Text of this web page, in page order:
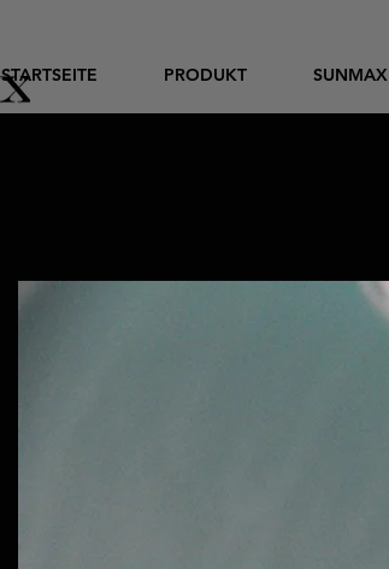
STARTSEITE PRODUKT SUNMAX